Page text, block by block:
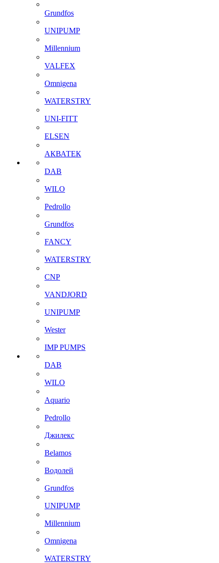
Grundfos
UNIPUMP
Millennium
VALFEX
Omnigena
WATERSTRY
UNI-FITT
ELSEN
АКВАТЕК
DAB
WILO
Pedrollo
Grundfos
FANCY
WATERSTRY
CNP
VANDJORD
UNIPUMP
Wester
IMP PUMPS
DAB
WILO
Aquario
Pedrollo
Джилекс
Belamos
Водолей
Grundfos
UNIPUMP
Millennium
Omnigena
WATERSTRY